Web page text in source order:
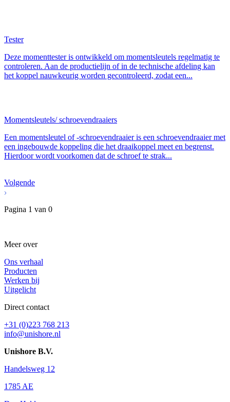
Tester
Deze momenttester is ontwikkeld om momentsleutels regelmatig te
controleren. Aan de productielijn of in de technische afdeling kan
het koppel nauwkeurig worden gecontroleerd, zodat een...
Momentsleutels/ schroevendraaiers
Een momentsleutel of -schroevendraaier is een schroevendraaier met
een ingebouwde koppeling die het draaikoppel meet en begrenst.
Hierdoor wordt voorkomen dat de schroef te strak...
Volgende
Pagina 1 van 0
Meer over
Ons verhaal
Producten
Werken bij
Uitgelicht
Direct contact
+31 (0)223 768 213
info@unishore.nl
Unishore B.V.
Handelsweg 12
1785 AE